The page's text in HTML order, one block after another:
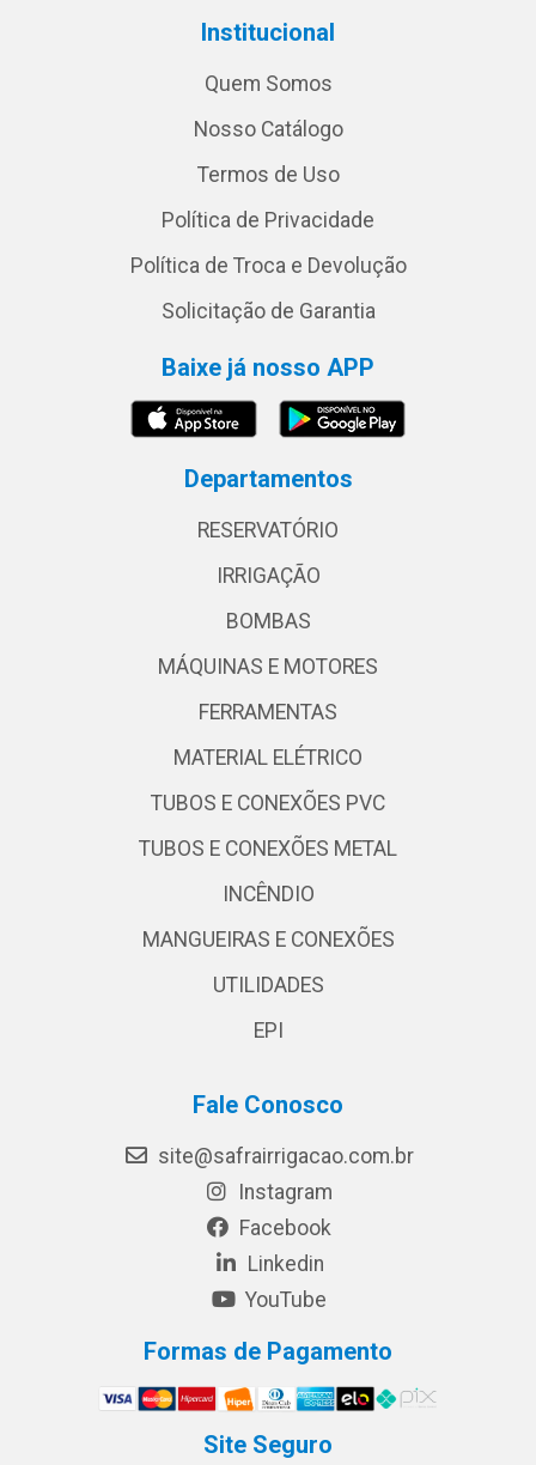
Institucional
Quem Somos
Nosso Catálogo
Termos de Uso
Política de Privacidade
Política de Troca e Devolução
Solicitação de Garantia
Baixe já nosso APP
Departamentos
RESERVATÓRIO
IRRIGAÇÃO
BOMBAS
MÁQUINAS E MOTORES
FERRAMENTAS
MATERIAL ELÉTRICO
TUBOS E CONEXÕES PVC
TUBOS E CONEXÕES METAL
INCÊNDIO
MANGUEIRAS E CONEXÕES
UTILIDADES
EPI
Fale Conosco
site@safrairrigacao.com.br
Instagram
Facebook
Linkedin
YouTube
Formas de Pagamento
Site Seguro